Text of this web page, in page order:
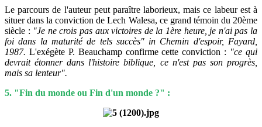
Le parcours de l'auteur peut paraître laborieux, mais ce labeur est à
situer dans la conviction de Lech Walesa, ce grand témoin du 20ème
siècle : "Je ne crois pas aux victoires de la 1ère heure, je n'ai pas la
foi dans la maturité de tels succès" in Chemin d'espoir, Fayard,
1987. L'exégète P. Beauchamp confirme cette conviction : "ce qui
devrait étonner dans l'histoire biblique, ce n'est pas son progrès,
mais sa lenteur".
5. "Fin du monde ou Fin d'un monde ?" :